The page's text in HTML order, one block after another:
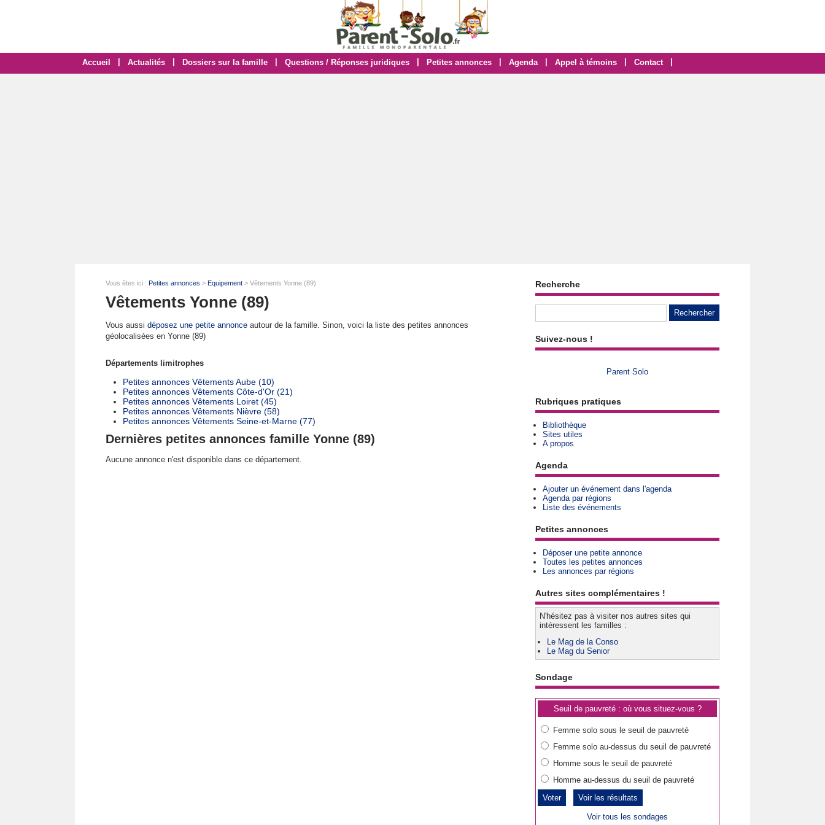
Accueil Actualités Dossiers sur la famille Questions / Réponses juridiques Petites annonces Agenda Appel à témoins Contact
Vous êtes ici : Petites annonces > Equipement > Vêtements Yonne (89)
Vêtements Yonne (89)
Vous aussi déposez une petite annonce autour de la famille. Sinon, voici la liste des petites annonces
géolocalisées en Yonne (89)
Départements limitrophes
Petites annonces Vêtements Aube (10)
Petites annonces Vêtements Côte-d'Or (21)
Petites annonces Vêtements Loiret (45)
Petites annonces Vêtements Nièvre (58)
Petites annonces Vêtements Seine-et-Marne (77)
Dernières petites annonces famille Yonne (89)
Aucune annonce n'est disponible dans ce département.
Recherche
Suivez-nous !
Parent Solo
Rubriques pratiques
Bibliothèque
Sites utiles
A propos
Agenda
Ajouter un événement dans l'agenda
Agenda par régions
Liste des événements
Petites annonces
Déposer une petite annonce
Toutes les petites annonces
Les annonces par régions
Autres sites complémentaires !
N'hésitez pas à visiter nos autres sites qui
intéressent les familles :
Le Mag de la Conso
Le Mag du Senior
Sondage
Seuil de pauvreté : où vous situez-vous ?
Femme solo sous le seuil de pauvreté
Femme solo au-dessus du seuil de pauvreté
Homme sous le seuil de pauvreté
Homme au-dessus du seuil de pauvreté
Voir les résultats
Voir tous les sondages